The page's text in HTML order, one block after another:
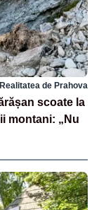
Realitatea de Prahova
scoate la
montani: „Nu